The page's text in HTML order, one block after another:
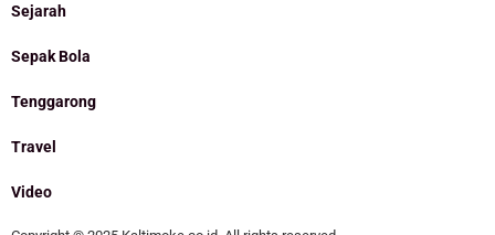
Sejarah
Sepak Bola
Tenggarong
Travel
Video